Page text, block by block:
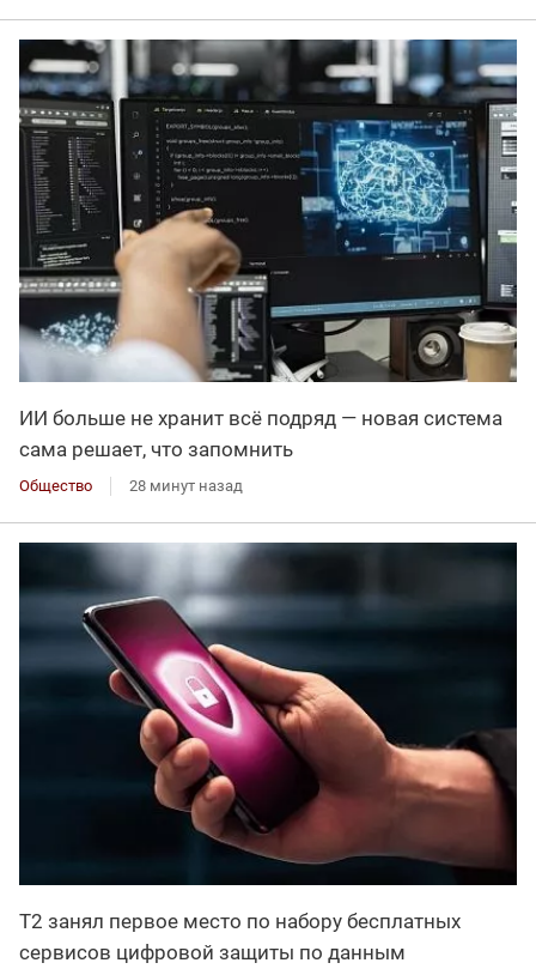
ИИ больше не хранит всё подряд — новая система
сама решает, что запомнить
Общество 28 минут назад
Т2 занял первое место по набору бесплатных
сервисов цифровой защиты по данным